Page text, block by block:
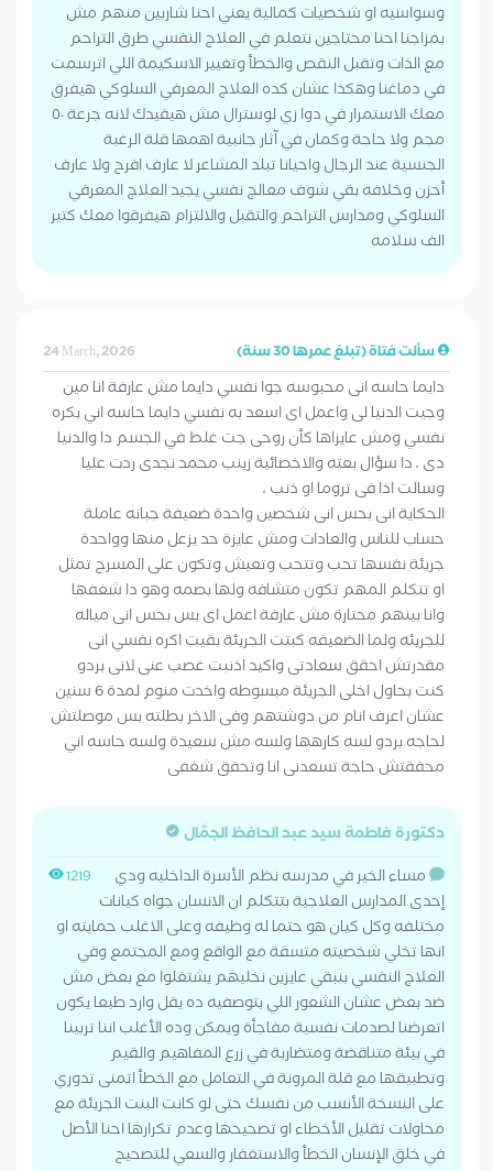
وسواسيه او شخصيات كمالية يعني احنا شاربين منهم مش
بمزاجنا احنا محتاجين نتعلم في العلاج النفسي طرق التراحم
مع الذات وتقبل النقص والخطأ وتغيير الاسكيمة اللي اترسمت
في دماغنا وهكذا عشان كده العلاج المعرفي السلوكي هيفرق
معك الاستمرار في دوا زي لوسترال مش هيفيدك لانه جرعة ٥٠
مجم ولا حاجة وكمان في آثار جانبية اهمها قلة الرغبة
الجنسية عند الرجال واحيانا تبلد المشاعر لا عارف افرح ولا عارف
أحزن وخلافه بقي شوف معالج نفسي يجيد العلاج المعرفي
السلوكي ومدارس التراحم والتقبل والالتزام هيفرقوا معك كتير
الف سلامه
سألت فتاة (تبلغ عمرها 30 سنة) 24 March, 2026
دايما حاسه انى محبوسه جوا نفسي دايما مش عارفة انا مين
وجيت الدنيا لى واعمل اى اسعد به نفسي دايما حاسه اني بكره
نفسي ومش عايزاها كأن روحى جت غلط في الجسم دا والدنيا
دى ، دا سؤال بعته والاخصائية زينب محمد نجدى ردت عليا
وسالت اذا فى تروما او ذنب ،
الحكاية انى بحس انى شخصين واحدة ضعيفة جبانه عاملة
حساب للناس والعادات ومش عايزة حد يزعل منها وواحدة
جريئة نفسها تحب وتتحب وتعيش وتكون على المسرح تمثل
او تتكلم المهم تكون متشافه ولها بصمه وهو دا شغفها
وانا بينهم محتارة مش عارفة اعمل اى بس بحس انى مياله
للجريئه ولما الضعيفه كبتت الجريئة بقيت اكره نفسي انى
مقدرتش احقق سعادتى واكيد اذنبت غصب عنى لانى بردو
كنت بحاول اخلى الجريئة مبسوطه واخدت منوم لمدة 6 سنين
عشان اعرف انام من دوشتهم وفى الاخر بطلته بس موصلتش
لحاجه بردو لسه كارهها ولسه مش سعيدة ولسه حاسه اني
محققتش حاجة تسعدنى انا وتحقق شغفى
دكتورة فاطمة سيد عبد الحافظ الجمَّال
1219
مساء الخير في مدرسه نظم الأسرة الداخليه ودي
إحدى المدارس العلاجية بتتكلم ان الانسان جواه كيانات
مختلفه وكل كيان هو حتما له وظيفه وعلى الاغلب حمايته او
انها تخلي شخصيته متسقة مع الواقع ومع المجتمع وفي
العلاج النفسي بنبقي عايزين نخليهم يشتغلوا مع بعض مش
ضد بعض عشان الشعور اللي بتوصفيه ده يقل وارد طبعا يكون
اتعرضنا لصدمات نفسية مفاجأة ويمكن وده الأغلب اننا تربينا
في بيئة متناقضة ومتضاربة في زرع المفاهيم والقيم
وتطبيقها مع قلة المرونة في التعامل مع الخطأ اتمنى تدوري
على النسخة الأنسب من نفسك حتى لو كانت البنت الجريئة مع
محاولات تقليل الأخطاء او تصحيحها وعدم تكرارها احنا الأصل
في خلق الإنسان الخطأ والاستغفار والسعي للتصحيح